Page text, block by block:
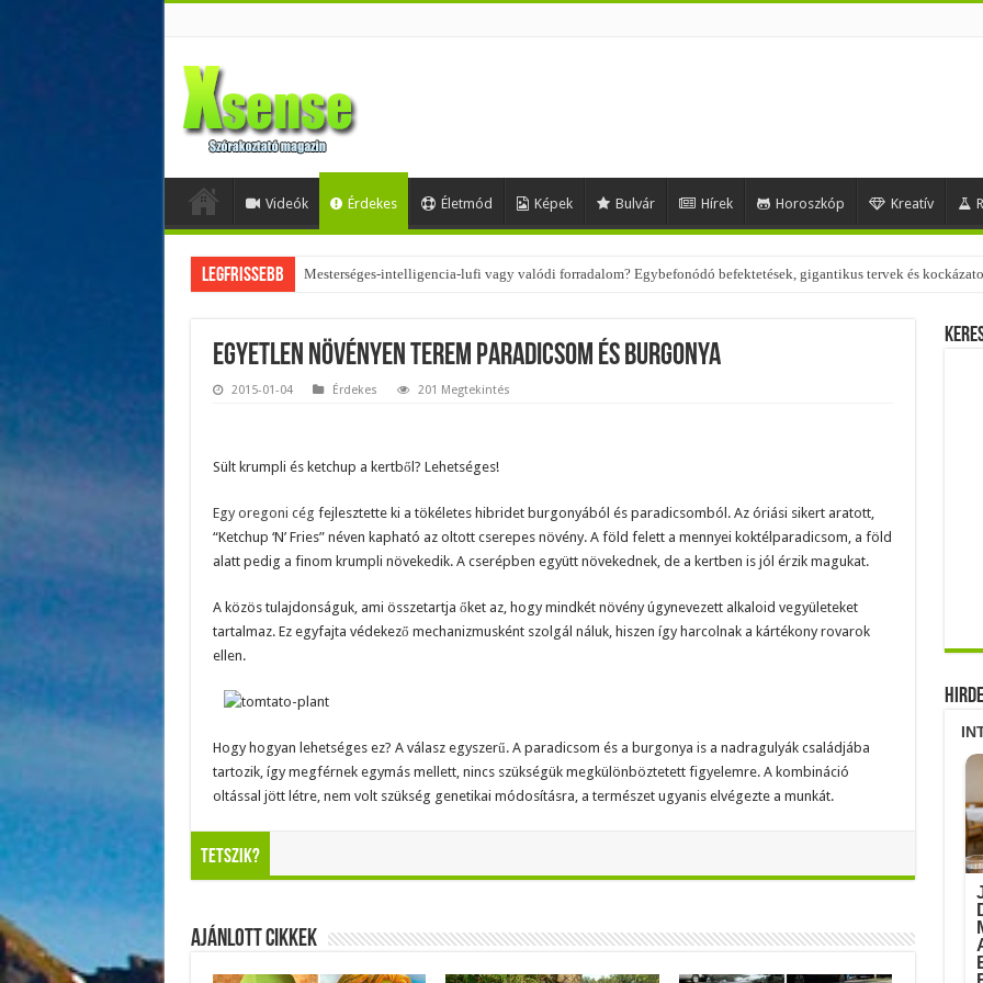
Videók Érdekes Életmód Képek Bulvár Hírek Horoszkóp Kreatív
Legfrissebb Mesterséges-intelligencia-lufi vagy valódi forradalom? Egybefonódó befektetések, gigantikus tervek és
Az övtáskák továbbra is trendik – nézd meg, milyen stílusokhoz illenek!
Egyetlen növényen terem paradicsom és burgonya
2015-01-04 Érdekes 201 Megtekintés
Sült krumpli és ketchup a kertből? Lehetséges!
Egy oregoni cég fejlesztette ki a tökéletes hibridet burgonyából és paradicsomból. Az óriási sikert aratott,
“Ketchup ‘N’ Fries” néven kapható az oltott cserepes növény. A föld felett a mennyei koktélparadicsom, a föld
alatt pedig a finom krumpli növekedik. A cserépben együtt növekednek, de a kertben is jól érzik magukat.
A közös tulajdonságuk, ami összetartja őket az, hogy mindkét növény úgynevezett alkaloid vegyületeket
tartalmaz. Ez egyfajta védekező mechanizmusként szolgál náluk, hiszen így harcolnak a kártékony rovarok
ellen.
Hogy hogyan lehetséges ez? A válasz egyszerű. A paradicsom és a burgonya is a nadragulyák családjába
tartozik, így megférnek egymás mellett, nincs szükségük megkülönböztetett figyelemre. A kombináció
oltással jött létre, nem volt szükség genetikai módosításra, a természet ugyanis elvégezte a munkát.
Tetszik?
Ajánlott Cikkek